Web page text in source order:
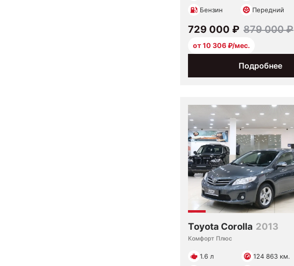
Бензин
Передний
Подробнее
729 000 ₽ 879 000 ₽
от 10 306 ₽/мес.
Toyota Corolla 2013
Комфорт Плюс
1.6 л 124 863 км.